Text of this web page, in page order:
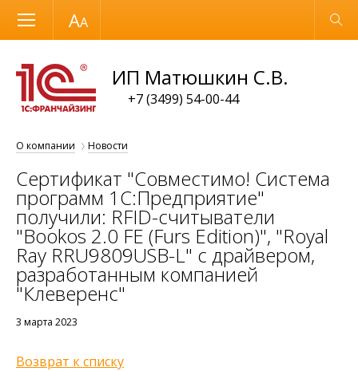
Размер шрифта Обычная версия
ИП Матюшкин С.В.
+7 (3499) 54-00-44
О компании Новости
Сертификат "Совместимо! Система
программ 1С:Предприятие"
получили: RFID-считыватели
"Bookos 2.0 FE (Furs Edition)", "Royal
Ray RRU9809USB-L" с драйвером,
разработанным компанией
"Клеверенс"
3 марта 2023
Возврат к списку